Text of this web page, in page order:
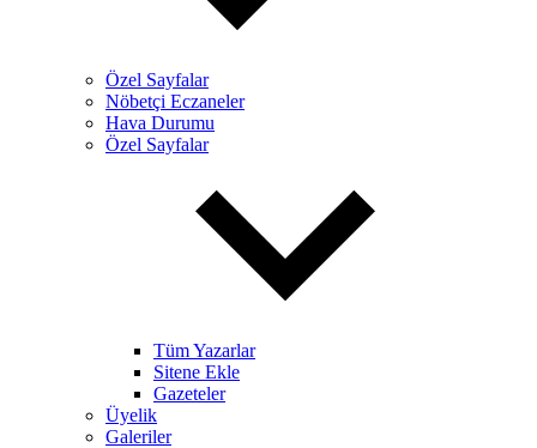
Özel Sayfalar
Nöbetçi Eczaneler
Hava Durumu
Özel Sayfalar
Tüm Yazarlar
Sitene Ekle
Gazeteler
Üyelik
Galeriler